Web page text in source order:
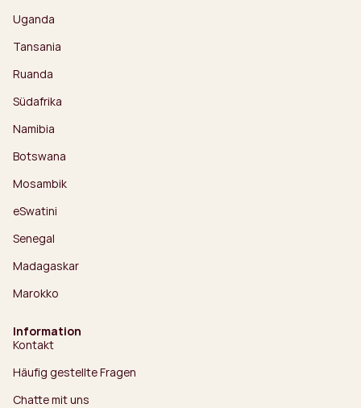
Uganda
Tansania
Ruanda
Südafrika
Namibia
Botswana
Mosambik
eSwatini
Senegal
Madagaskar
Marokko
Information
Kontakt
Häufig gestellte Fragen
Chatte mit uns